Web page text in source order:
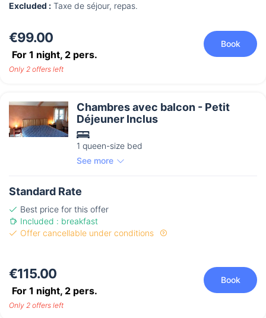
Excluded : Taxe de séjour, repas.
€99.00
For 1 night, 2 pers.
Book
Only 2 offers left
Chambres avec balcon - Petit
Déjeuner Inclus
1 queen-size bed
See more
Standard Rate
Best price for this offer
Included : breakfast
Offer cancellable under conditions
€115.00
For 1 night, 2 pers.
Book
Only 2 offers left